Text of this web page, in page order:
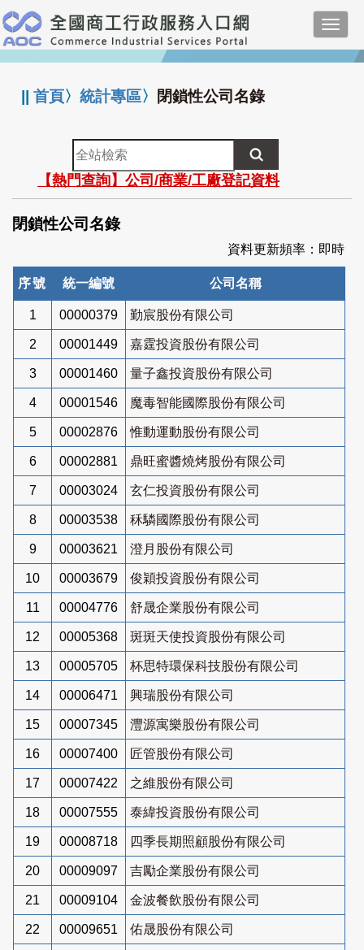
跳
到
主
要
:::
||首頁〉統計專區〉 閉鎖性公司名錄
全
站
檢
索
【熱門查詢】公司/商業/工廠登記資料
閉鎖性公司名錄
資料更新頻率：即時
序號 統一編號 公司名稱
1 00000379 勤宸股份有限公司
2 00001449 嘉霆投資股份有限公司
3 00001460 量子鑫投資股份有限公司
4 00001546 魔毒智能國際股份有限公司
5 00002876 惟動運動股份有限公司
6 00002881 鼎旺蜜醬燒烤股份有限公司
7 00003024 玄仁投資股份有限公司
8 00003538 秝驎國際股份有限公司
9 00003621 澄月股份有限公司
10 00003679 俊穎投資股份有限公司
11 00004776 舒晟企業股份有限公司
12 00005368 斑斑天使投資股份有限公司
13 00005705 杯思特環保科技股份有限公司
14 00006471 興瑞股份有限公司
15 00007345 灃源寓樂股份有限公司
16 00007400 匠管股份有限公司
17 00007422 之維股份有限公司
18 00007555 泰緯投資股份有限公司
19 00008718 四季長期照顧股份有限公司
20 00009097 吉勵企業股份有限公司
21 00009104 金波餐飲股份有限公司
22 00009651 佑晟股份有限公司